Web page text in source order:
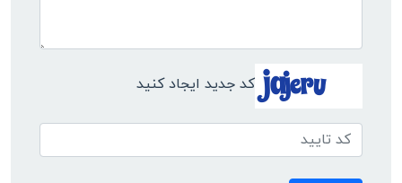
کد جدید ایجاد کنید